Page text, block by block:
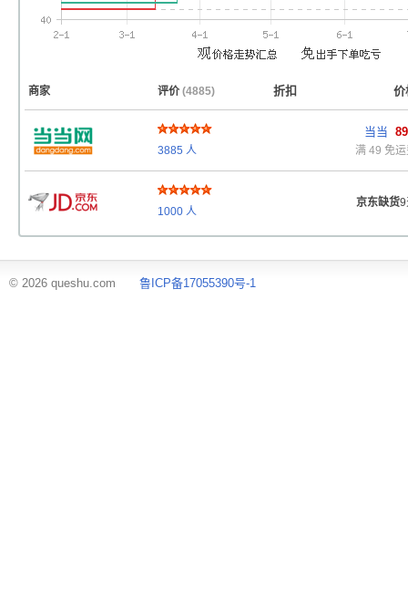
商家 评价 (4885) 折扣 价
3885 人
当当
满 49 免
1000 人
京东缺货9
© 2026 queshu.com 鲁ICP备17055390号-1